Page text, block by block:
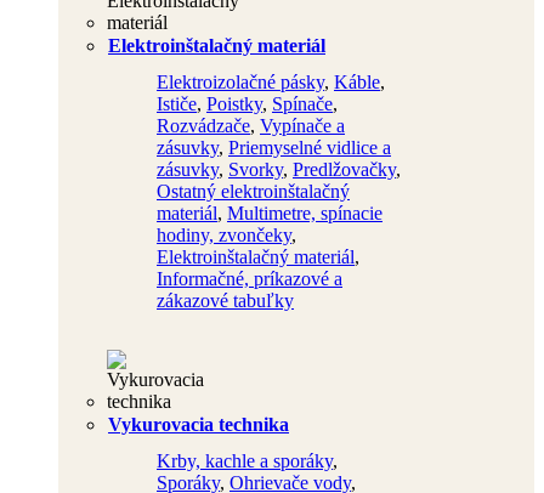
Elektroinštalačný materiál
Elektroizolačné pásky, Káble,
Ističe, Poistky, Spínače,
Rozvádzače, Vypínače a
zásuvky, Priemyselné vidlice a
zásuvky, Svorky, Predlžovačky,
Ostatný elektroinštalačný
materiál, Multimetre, spínacie
hodiny, zvončeky,
Elektroinštalačný materiál,
Informačné, príkazové a
zákazové tabuľky
Vykurovacia technika
Krby, kachle a sporáky,
Sporáky, Ohrievače vody,